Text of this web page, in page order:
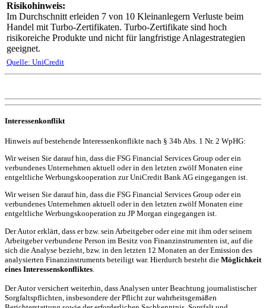
Risikohinweis:
Im Durchschnitt erleiden 7 von 10 Kleinanlegern Verluste beim
Handel mit Turbo-Zertifikaten. Turbo-Zertifikate sind hoch
risikoreiche Produkte und nicht für langfristige Anlagestrategien
geeignet.
Quelle: UniCredit
Interessenkonflikt
Hinweis auf bestehende Interessenkonflikte nach § 34b Abs. 1 Nr. 2 WpHG:
Wir weisen Sie darauf hin, dass die FSG Financial Services Group oder ein
verbundenes Unternehmen aktuell oder in den letzten zwölf Monaten eine
entgeltliche Werbungskooperation zur UniCredit Bank AG eingegangen ist.
Wir weisen Sie darauf hin, dass die FSG Financial Services Group oder ein
verbundenes Unternehmen aktuell oder in den letzten zwölf Monaten eine
entgeltliche Werbungskooperation zu JP Morgan eingegangen ist.
Der Autor erklärt, dass er bzw. sein Arbeitgeber oder eine mit ihm oder seinem
Arbeitgeber verbundene Person im Besitz von Finanzinstrumenten ist, auf die
sich die Analyse bezieht, bzw. in den letzten 12 Monaten an der Emission des
analysierten Finanzinstruments beteiligt war. Hierdurch besteht die Möglichkeit
eines Interessenskonfliktes
Der Autor versichert weiterhin, dass Analysen unter Beachtung journalistischer
Sorgfaltspflichten, insbesondere der Pflicht zur wahrheitsgemäßen